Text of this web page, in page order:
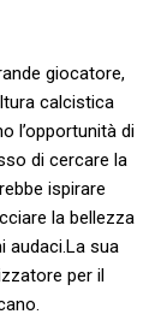
⁢giocatore,
calcistica‍
l’opportunità di
di⁣ cercare la⁢
ispirare
la bellezza
audaci.La sua
per ​il